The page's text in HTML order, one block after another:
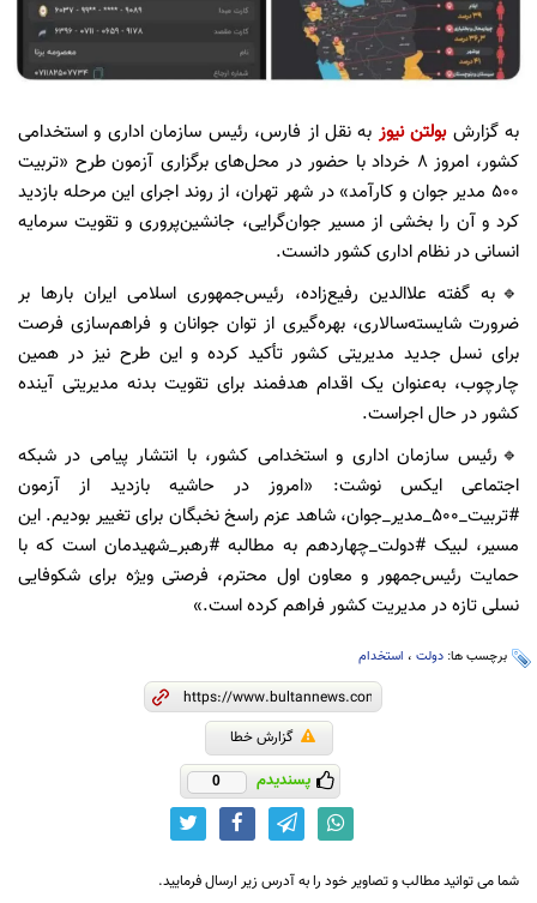
به گزارشبولتن نیوز به نقل از فارس، رئیس سازمان اداری و استخدامی
کشور، امروز ۸ خرداد با حضور در محل‌های برگزاری آزمون طرح «تربیت
۵۰۰ مدیر جوان و کارآمد» در شهر تهران، از روند اجرای این مرحله بازدید
کرد و آن را بخشی از مسیر جوان‌گرایی، جانشین‌پروری و تقویت سرمایه
انسانی در نظام اداری کشور دانست.
🔹به گفته علاالدین رفیع‌زاده، رئیس‌جمهوری اسلامی ایران بارها بر
ضرورت شایسته‌سالاری، بهره‌گیری از توان جوانان و فراهم‌سازی فرصت
برای نسل جدید مدیریتی کشور تأکید کرده و این طرح نیز در همین
چارچوب، به‌عنوان یک اقدام هدفمند برای تقویت بدنه مدیریتی آینده
کشور در حال اجراست.
🔹رئیس سازمان اداری و استخدامی کشور، با انتشار پیامی در شبکه
اجتماعی ایکس نوشت: «امروز در حاشیه بازدید از آزمون
#تربیت_۵۰۰_مدیر_جوان، شاهد عزم راسخ نخبگان برای تغییر بودیم. این
مسیر، لبیک #دولت_چهاردهم به مطالبه #رهبر_شهیدمان است که با
حمایت رئیس‌جمهور و معاون اول محترم، فرصتی ویژه برای شکوفایی
نسلی تازه در مدیریت کشور فراهم کرده است.»
برچسب ها: دولت ، استخدام
گزارش خطا
پسندیدم 0
شما می توانید مطالب و تصاویر خود را به آدرس زیر ارسال فرمایید.